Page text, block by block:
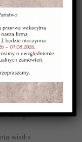
1,60 g/cm³
wiadra